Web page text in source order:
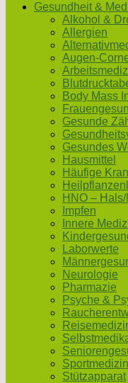
Gesundheit &
Alkohol &
Allergien
Augen-
Body Mass
Gesunde
Gesundes
Hausmittel
Häufige
HNO –
Impfen
Innere
Laborwerte
Neurologie
Pharmazie
Psyche &
Sportmedizin
Stützapparat